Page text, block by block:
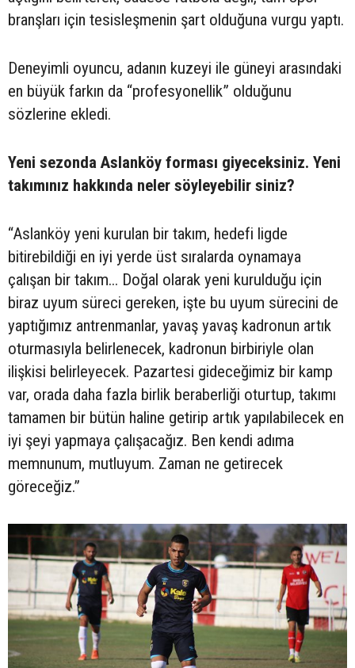
branşları için tesisleşmenin şart olduğuna vurgu yaptı.
Deneyimli oyuncu, adanın kuzeyi ile güneyi arasındaki
en büyük farkın da “profesyonellik” olduğunu
sözlerine ekledi.
Yeni sezonda Aslanköy forması giyeceksiniz. Yeni
takımınız hakkında neler söyleyebilir siniz?
“Aslanköy yeni kurulan bir takım, hedefi ligde
bitirebildiği en iyi yerde üst sıralarda oynamaya
çalışan bir takım... Doğal olarak yeni kurulduğu için
biraz uyum süreci gereken, işte bu uyum sürecini de
yaptığımız antrenmanlar, yavaş yavaş kadronun artık
oturmasıyla belirlenecek, kadronun birbiriyle olan
ilişkisi belirleyecek. Pazartesi gideceğimiz bir kamp
var, orada daha fazla birlik beraberliği oturtup, takımı
tamamen bir bütün haline getirip artık yapılabilecek en
iyi şeyi yapmaya çalışacağız. Ben kendi adıma
memnunum, mutluyum. Zaman ne getirecek
göreceğiz.”